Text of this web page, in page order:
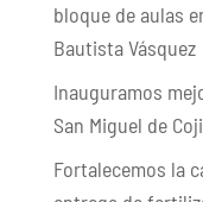
bloque de aulas
Bautista Vásquez
Inauguramos
San Miguel de
Fortalecemos la